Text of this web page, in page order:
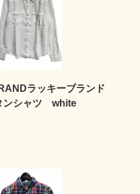
ラッキーブランド
ンシャツ white